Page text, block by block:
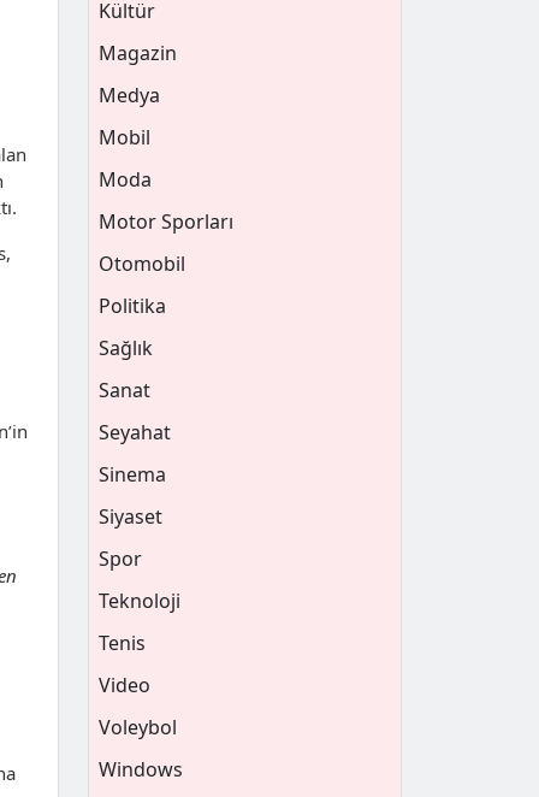
Kültür
Magazin
Medya
Mobil
Moda
Motor Sporları
Otomobil
Politika
Sağlık
Sanat
Seyahat
Sinema
Siyaset
Spor
Teknoloji
Tenis
Video
Voleybol
Windows